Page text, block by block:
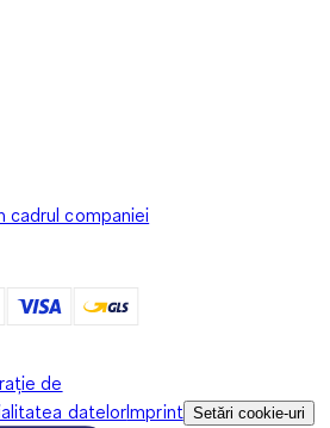
cadrul companiei
de
datelorImprint Setări cookie-uri